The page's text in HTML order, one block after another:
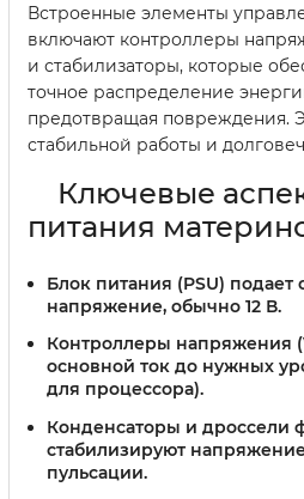
Встроенные элементы
включают контроллеры
и стабилизаторы, которые
точное распределение
предотвращая повреждения.
стабильной работы и
Ключевые
питания
Блок питания (PSU) подает
напряжение, обычно 12 В.
Контроллеры напряжения
основной ток до нужных
для процессора).
Конденсаторы и дроссели
стабилизируют
пульсации.